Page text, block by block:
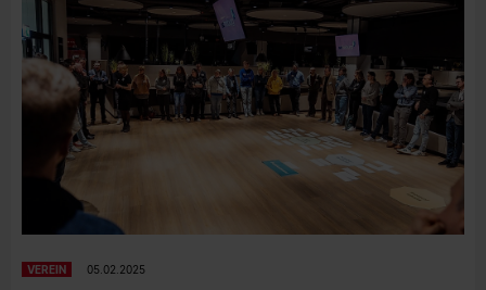
VEREIN 05.02.2025